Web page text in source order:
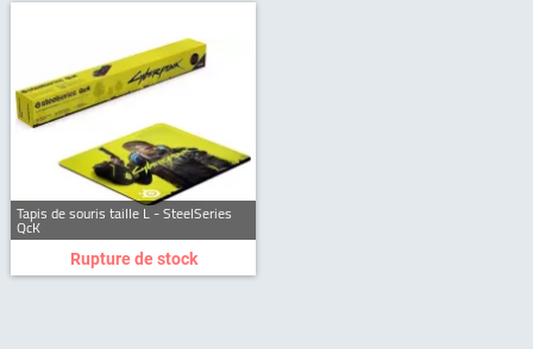
Tapis de souris taille L - SteelSeries
QcK
Rupture de stock